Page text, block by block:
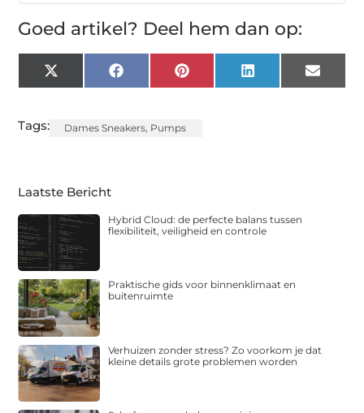
Goed artikel? Deel hem dan op:
X
(Twitter)
FacebookPinterest LinkedIn Email
Tags: Dames Sneakers Pumps
Laatste Bericht
Hybrid Cloud: de perfecte balans tussen
flexibiliteit, veiligheid en controle
Praktische gids voor binnenklimaat en
buitenruimte
Verhuizen zonder stress? Zo voorkom je dat
kleine details grote problemen worden